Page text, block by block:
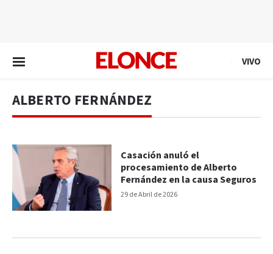
VIVO
ALBERTO FERNÁNDEZ
29 de Abril de 2026
Casación anuló el
procesamiento de Alberto
Fernández en la causa Seguros